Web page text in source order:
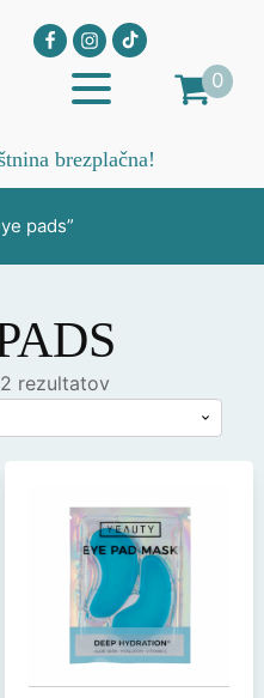
0
brezplačna!
pads”
rezultatov